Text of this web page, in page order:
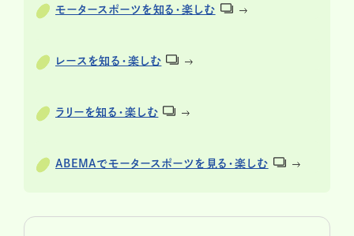
モータースポーツを知る・楽しむ
レースを知る・楽しむ
ラリーを知る・楽しむ
ABEMAでモータースポーツを見る・楽しむ